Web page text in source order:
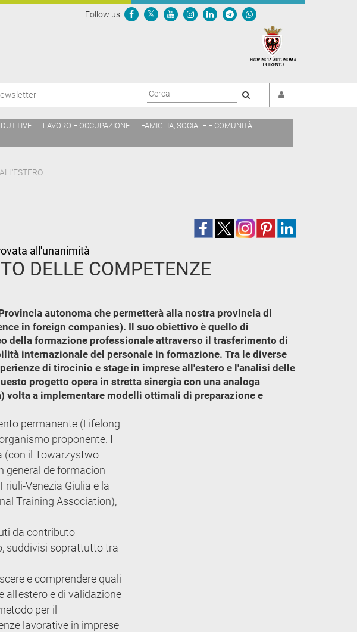
Follow us
LAVORO E OCCUPAZIONE
FAMIGLIA, SOCIALE E COMUNITÀ
all'unanimità
DELLE COMPETENZE
autonoma che permetterà alla nostra provincia di
in foreign companies). Il suo obiettivo è quello di
della formazione professionale attraverso il trasferimento di
internazionale del personale in formazione. Tra le diverse
di tirocinio e stage in imprese all'estero e l'analisi delle
progetto opera in stretta sinergia con una analoga
a implementare modelli ottimali di preparazione e
permanente (Lifelong
proponente. I
(con il Towarzystwo
general de formacion –
Venezia Giulia e la
Training Association),
da contributo
suddivisi soprattutto tra
e comprendere quali
all'estero e di validazione
per il
lavorative in imprese